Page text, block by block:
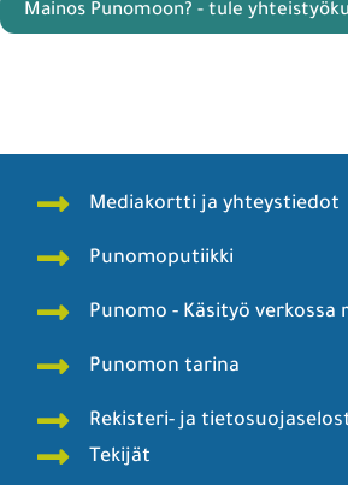
Mainos Punomoon? - tule
Mediakortti ja yhteystiedot
Punomoputiikki
Punomo - Käsityö verkossa
Punomon tarina
Rekisteri- ja
Tekijät